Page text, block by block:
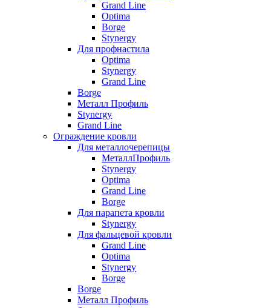
Grand Line
Optima
Borge
Stynergy
Для профнастила
Optima
Stynergy
Grand Line
Borge
Металл Профиль
Stynergy
Grand Line
Ограждение кровли
Для металлочерепицы
МеталлПрофиль
Stynergy
Optima
Grand Line
Borge
Для парапета кровли
Stynergy
Для фальцевой кровли
Grand Line
Optima
Stynergy
Borge
Borge
Металл Профиль